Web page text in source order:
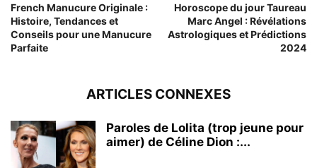
French Manucure Originale :
Histoire, Tendances et
Conseils pour une Manucure
Parfaite
Horoscope du jour Taureau
Marc Angel : Révélations
Astrologiques et Prédictions
2024
ARTICLES CONNEXES
Paroles de Lolita (trop jeune pour
aimer) de Céline Dion :...